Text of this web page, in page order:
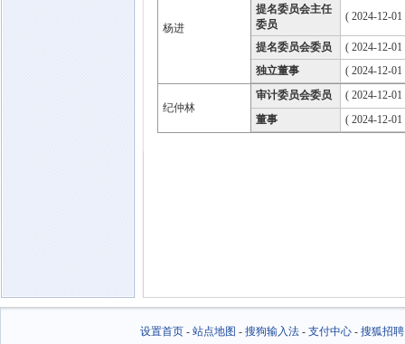
杨进
提名委员会主任
委员
( 2024-12-
提名委员会委员
( 2024-12-
独立董事
( 2024-12-
纪仲林
审计委员会委员
( 2024-12-
董事
( 2024-12-
设置首页- 站点地图 - 搜狗输入法- 支付中心- 搜狐招聘